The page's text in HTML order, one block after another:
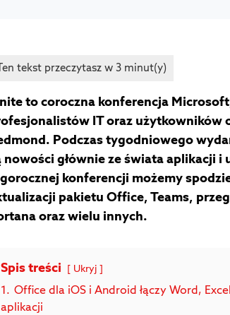
to coroczna konferencja
IT oraz użytkowników
Podczas tygodniowego
nowości głównie ze świata aplikacji i
konferencji możemy
pakietu Office, Teams,
oraz wielu innych.
Spis treści Ukryj
1. Office dla iOS i Android łączy Word,
aplikacji